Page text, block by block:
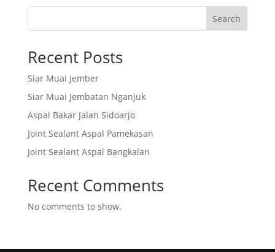
Search
Recent Posts
Siar Muai Jember
Siar Muai Jembatan Nganjuk
Aspal Bakar Jalan Sidoarjo
Joint Sealant Aspal Pamekasan
Joint Sealant Aspal Bangkalan
Recent Comments
No comments to show.